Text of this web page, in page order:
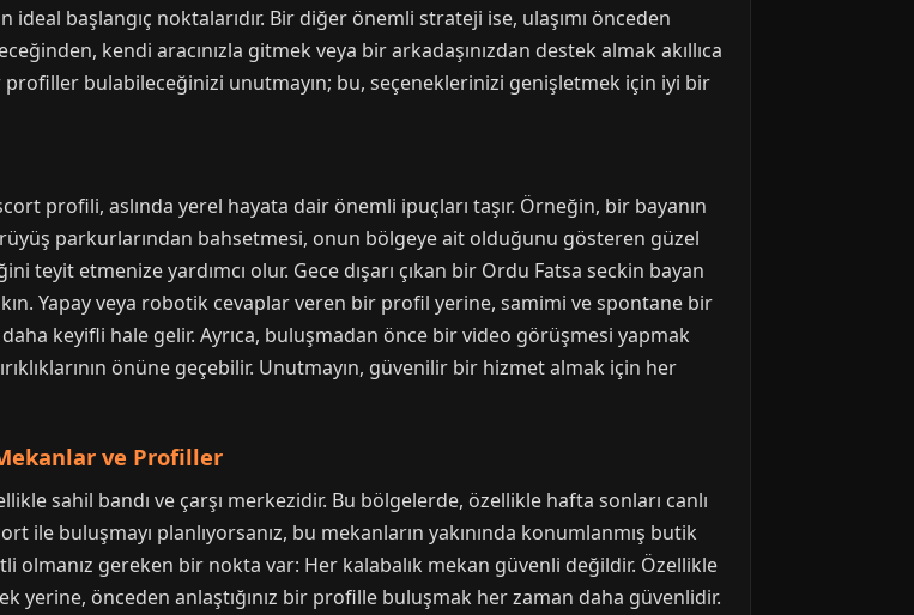
başlangıç noktalarıdır. Bir diğer önemli strateji ise, ulaşımı önceden
kendi aracınızla gitmek veya bir arkadaşınızdan destek almak akıllıca
bulabileceğinizi unutmayın; bu, seçeneklerinizi genişletmek için iyi bir
profili, aslında yerel hayata dair önemli ipuçları taşır. Örneğin, bir bayanın
parkurlarından bahsetmesi, onun bölgeye ait olduğunu gösteren güzel
teyit etmenize yardımcı olur. Gece dışarı çıkan bir Ordu Fatsa seckin bayan
Yapay veya robotik cevaplar veren bir profil yerine, samimi ve spontane bir
keyifli hale gelir. Ayrıca, buluşmadan önce bir video görüşmesi yapmak
önüne geçebilir. Unutmayın, güvenilir bir hizmet almak için her
ve Profiller
sahil bandı ve çarşı merkezidir. Bu bölgelerde, özellikle hafta sonları canlı
buluşmayı planlıyorsanız, bu mekanların yakınında konumlanmış butik
olmanız gereken bir nokta var: Her kalabalık mekan güvenli değildir. Özellikle
yerine, önceden anlaştığınız bir profille buluşmak her zaman daha güvenlidir.